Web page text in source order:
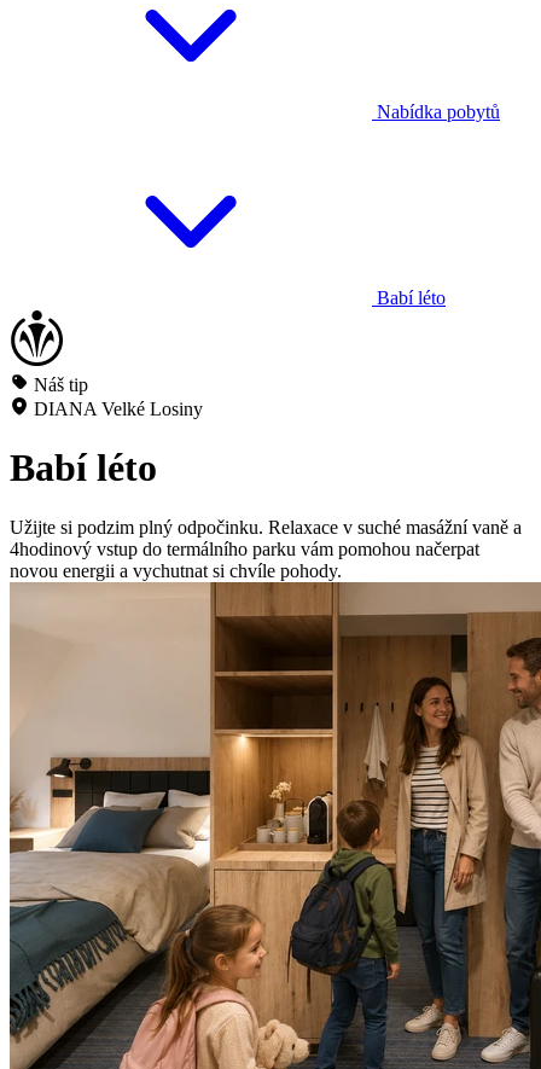
Nabídka pobytů
Babí léto
Náš tip
DIANA Velké Losiny
Babí léto
Užijte si podzim plný odpočinku. Relaxace v suché masážní vaně a
4hodinový vstup do termálního parku vám pomohou načerpat
novou energii a vychutnat si chvíle pohody.